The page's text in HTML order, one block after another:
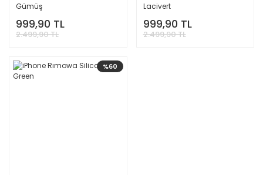
Gümüş
999,90 TL
2.499,90 TL
Lacivert
999,90 TL
2.499,90 TL
%60